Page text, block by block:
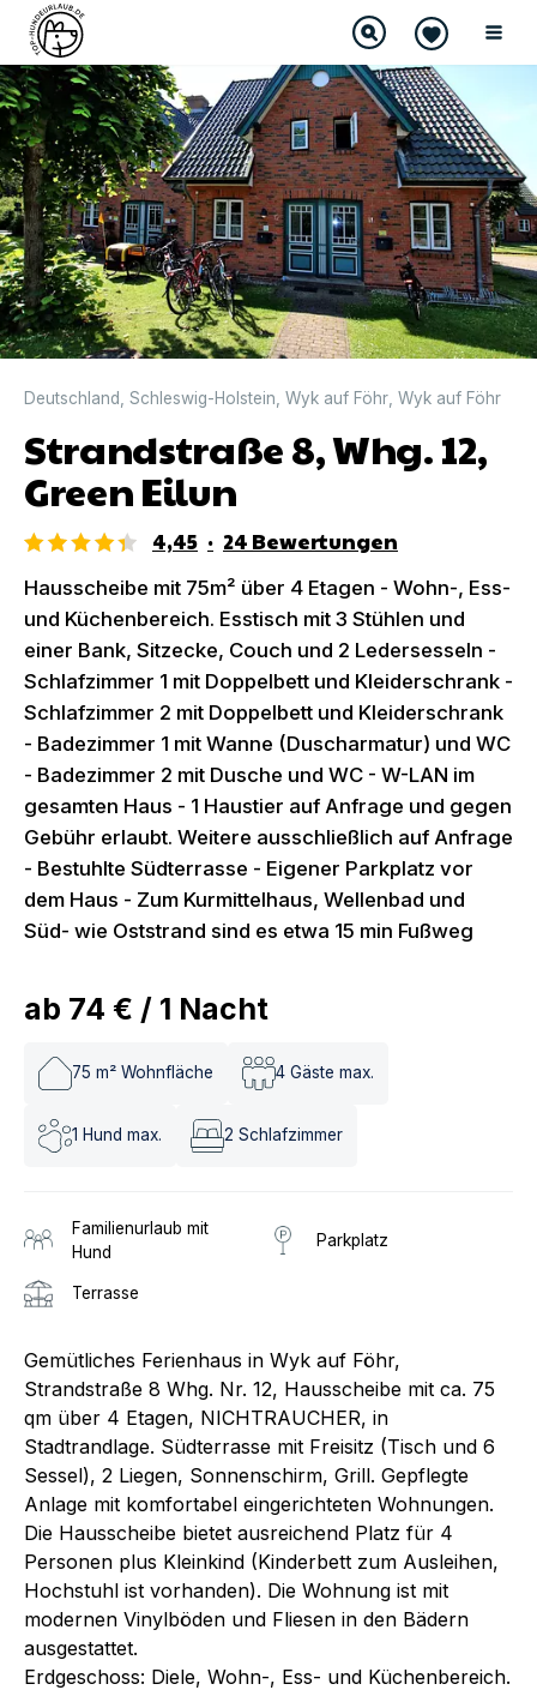
DIREKT BUCHBAR
Deutschland Schleswig-Holstein Wyk auf Föhr Wyk auf Föhr
Strandstraße 8, Whg. 12,
Green Eilun
4,45 · 24 Bewertungen
Hausscheibe mit 75m² über 4 Etagen - Wohn-, Ess-
und Küchenbereich. Esstisch mit 3 Stühlen und
einer Bank, Sitzecke, Couch und 2 Ledersesseln -
Schlafzimmer 1 mit Doppelbett und Kleiderschrank -
Schlafzimmer 2 mit Doppelbett und Kleiderschrank
- Badezimmer 1 mit Wanne (Duscharmatur) und WC
- Badezimmer 2 mit Dusche und WC - W-LAN im
gesamten Haus - 1 Haustier auf Anfrage und gegen
Gebühr erlaubt. Weitere ausschließlich auf Anfrage
- Bestuhlte Südterrasse - Eigener Parkplatz vor
dem Haus - Zum Kurmittelhaus, Wellenbad und
Süd- wie Oststrand sind es etwa 15 min Fußweg
ab 74 € / 1 Nacht
75 m² Wohnfläche 4 Gäste max.
1 Hund max. 2 Schlafzimmer
Familienurlaub mit
Hund
Parkplatz
Terrasse
Gemütliches Ferienhaus in Wyk auf Föhr,
Strandstraße 8 Whg. Nr. 12, Hausscheibe mit ca. 75
qm über 4 Etagen, NICHTRAUCHER, in
Stadtrandlage. Südterrasse mit Freisitz (Tisch und 6
Sessel), 2 Liegen, Sonnenschirm, Grill. Gepflegte
Anlage mit komfortabel eingerichteten Wohnungen.
Die Hausscheibe bietet ausreichend Platz für 4
Personen plus Kleinkind (Kinderbett zum Ausleihen,
Hochstuhl ist vorhanden). Die Wohnung ist mit
modernen Vinylböden und Fliesen in den Bädern
ausgestattet.
Erdgeschoss: Diele, Wohn-, Ess- und Küchenbereich.